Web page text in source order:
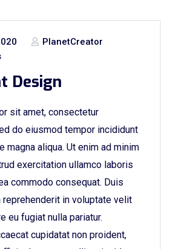
PlanetCreator
Design
sit amet, consectetur
do eiusmod tempor incididunt
magna aliqua. Ut enim ad minim
exercitation ullamco laboris
commodo consequat. Duis
reprehenderit in voluptate velit
eu fugiat nulla pariatur.
cupidatat non proident,